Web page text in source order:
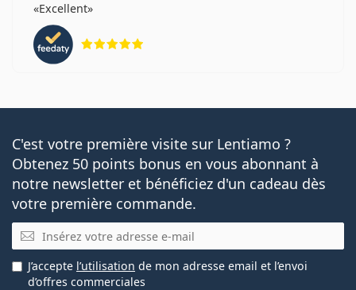
Excellent
C'est votre première visite sur Lentiamo ?
Obtenez 50 points bonus en vous abonnant à
notre newsletter et bénéficiez d'un cadeau dès
votre première commande.
E-mail
J’accepte l’utilisation de mon adresse email et l’envoi
d’offres commerciales